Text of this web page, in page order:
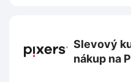
Slevový
nákup na